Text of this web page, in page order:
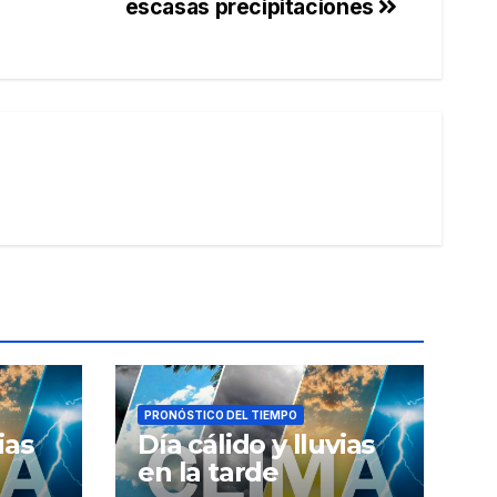
escasas precipitaciones
PRONÓSTICO DEL TIEMPO
Día cálido y lluvias
en la tarde